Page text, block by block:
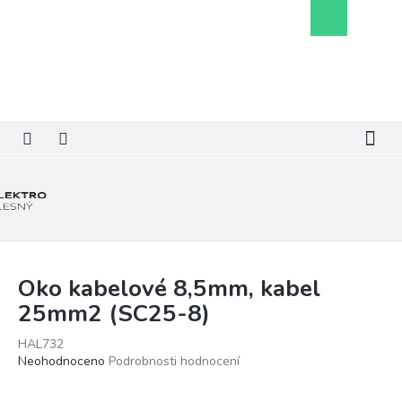
košík
Oko kabelové 8,5mm, kabel
25mm2 (SC25-8)
HAL732
Průměrné
Neohodnoceno Podrobnosti hodnocení